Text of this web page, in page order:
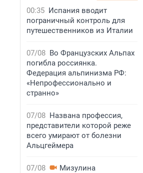
00:35 Испания вводит
пограничный контроль для
путешественников из Италии
07/08 Во Французских Альпах
погибла россиянка.
Федерация альпинизма РФ:
«Непрофессионально и
странно»
07/08 Названа профессия,
представители которой реже
всего умирают от болезни
Альцгеймера
07/08
Мизулина